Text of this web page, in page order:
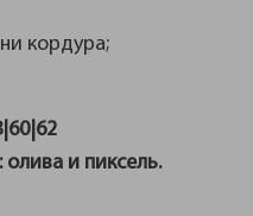
кордура;
и пиксель.